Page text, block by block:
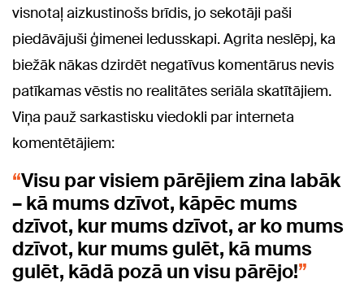
visnotaļ aizkustinošs brīdis, jo sekotāji paši
piedāvājuši ģimenei ledusskapi. Agrita neslēpj, ka
biežāk nākas dzirdēt negatīvus komentārus nevis
patīkamas vēstis no realitātes seriāla skatītājiem.
Viņa pauž sarkastisku viedokli par interneta
komentētājiem:
Visu par visiem pārējiem zina labāk
– kā mums dzīvot, kāpēc mums
dzīvot, kur mums dzīvot, ar ko mums
dzīvot, kur mums gulēt, kā mums
gulēt, kādā pozā un visu pārējo!